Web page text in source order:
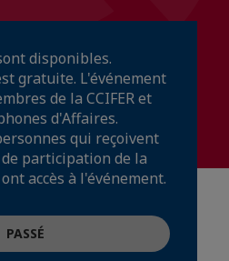
disponibles.
gratuite. L'événement
de la CCIFER et
d'Affaires.
qui reçoivent
participation de la
accès à l'événement.
PASSÉ